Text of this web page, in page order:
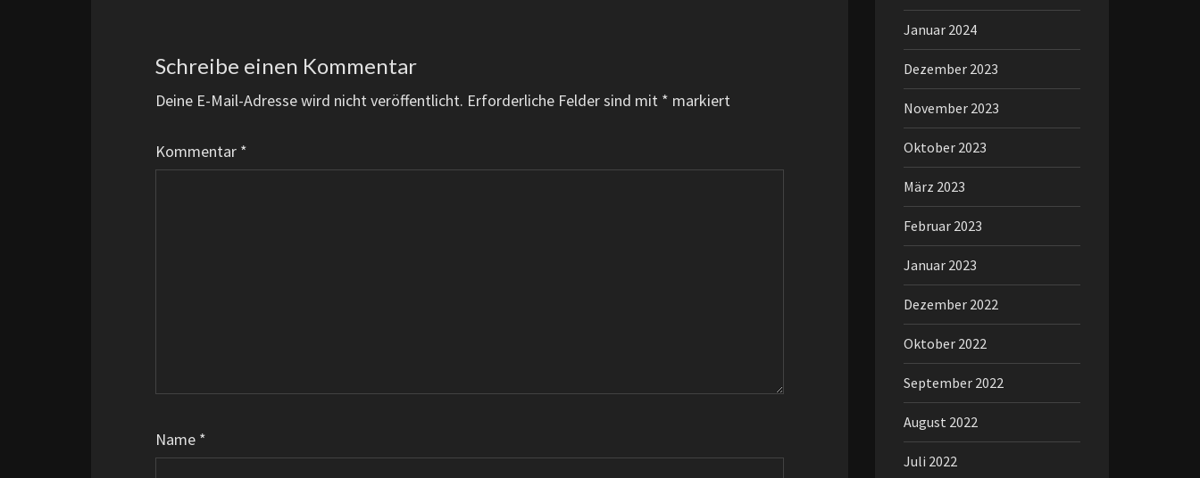
Schreibe einen Kommentar
Deine E-Mail-Adresse wird nicht veröffentlicht. Erforderliche Felder sind mit * markiert
Kommentar *
Name *
Januar 2024
Dezember 2023
November 2023
Oktober 2023
März 2023
Februar 2023
Januar 2023
Dezember 2022
Oktober 2022
September 2022
August 2022
Juli 2022